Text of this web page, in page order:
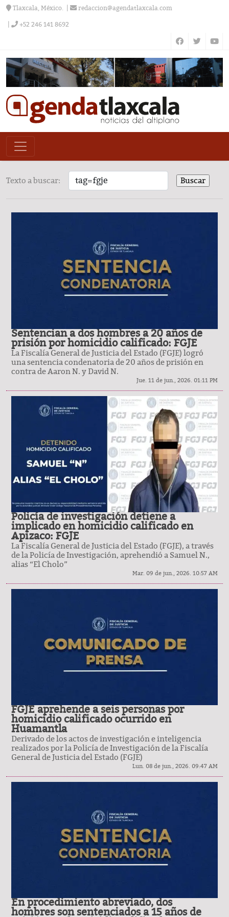
Tlaxcala, México. redaccion@agendatlaxcala.com
+52 246 141 8692
Texto a buscar:
Sentencian a dos hombres a 20 años de
prisión por homicidio calificado: FGJE
La Fiscalía General de Justicia del Estado (FGJE) logró
una sentencia condenatoria de 20 años de prisión en
contra de Aaron N. y David N.
Jue. 11 de jun., 2026. 01:11 PM
Policía de investigación detiene a
implicado en homicidio calificado en
Apizaco: FGJE
La Fiscalía General de Justicia del Estado (FGJE), a través
de la Policía de Investigación, aprehendió a Samuel N.,
alias “El Cholo”
Mar. 09 de jun., 2026. 10:57 AM
FGJE aprehende a seis personas por
homicidio calificado ocurrido en
Huamantla
Derivado de los actos de investigación e inteligencia
realizados por la Policía de Investigación de la Fiscalía
General de Justicia del Estado (FGJE)
Lun. 08 de jun., 2026. 09:47 AM
En procedimiento abreviado, dos
hombres son sentenciados a 15 años de